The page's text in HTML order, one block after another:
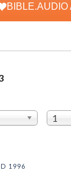
BIBLE.AUDIO
1
1996